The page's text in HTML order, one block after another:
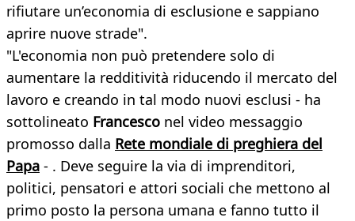
rifiutare un’economia di esclusione e sappiano
aprire nuove strade".
"L'economia non può pretendere solo di
aumentare la redditività riducendo il mercato del
lavoro e creando in tal modo nuovi esclusi - ha
sottolineato Francesco nel video messaggio
promosso dalla Rete mondiale di preghiera del
Papa - . Deve seguire la via di imprenditori,
politici, pensatori e attori sociali che mettono al
primo posto la persona umana e fanno tutto il